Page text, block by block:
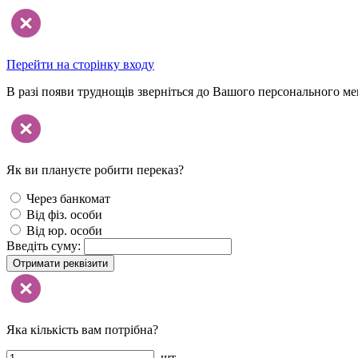
Перейти на сторінку входу
В разі появи труднощів зверніться до Вашого персонального
Як ви плануєте робити переказ?
Через банкомат
Від фіз. особи
Від юр. особи
Введіть суму:
Отримати реквізити
Яка кількість вам потрібна?